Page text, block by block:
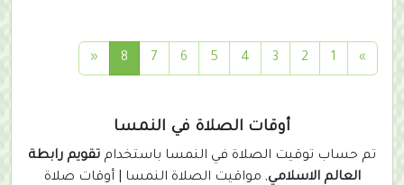
»
1
2
3
4
5
6
7
8
c
r
«
أوقات الصلاة في النمسا
تم حساب توقيت الصلاة في النمسا باستخدام تقويم رابطة
العالم الاسلامي, مواقيت الصلاة النمسا | أوقات صلاة